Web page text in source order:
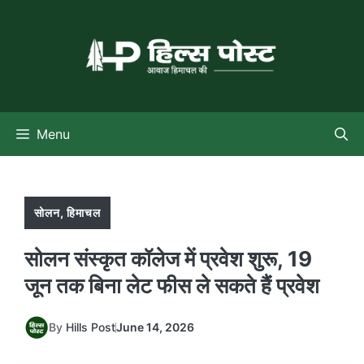
Menu
सोलन,हिमाचल
सोलन संस्कृत कॉलेज में प्रवेश शुरू, 19
जून तक बिना लेट फीस ले सकते हैं प्रवेश
By Hills PostJune 14, 2026